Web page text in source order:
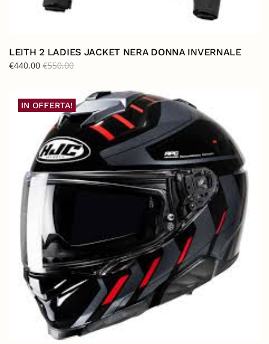
LEITH 2 LADIES JACKET NERA DONNA INVERNALE
€440,00 €550,00
IN OFFERTA!